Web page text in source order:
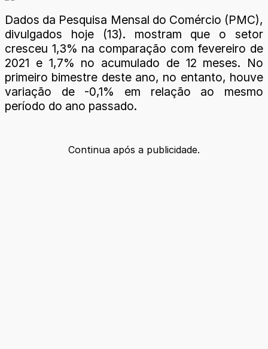
Dados da Pesquisa Mensal do Comércio (PMC),
divulgados hoje (13). mostram que o setor
cresceu 1,3% na comparação com fevereiro de
2021 e 1,7% no acumulado de 12 meses. No
primeiro bimestre deste ano, no entanto, houve
variação de -0,1% em relação ao mesmo
período do ano passado.
Continua após a publicidade.